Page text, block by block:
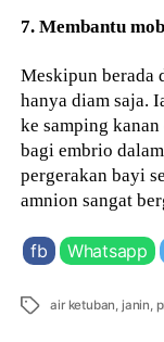
7. Membantu
Meskipun berada
hanya diam saja.
ke samping
bagi embrio
pergerakan bayi
amnion sangat
fb Whatsapp
Tags air ketuban janin